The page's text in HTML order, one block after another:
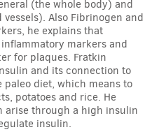
(the whole body) and
Also Fibrinogen and
he explains that
markers and
for plaques. Fratkin
and its connection to
paleo diet, which means to
potatoes and rice. He
arise through a high insulin
insulin.